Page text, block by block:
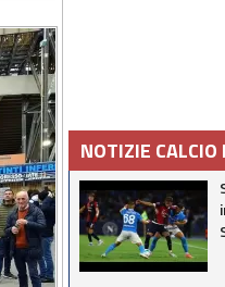
NOTIZIE CALCIO